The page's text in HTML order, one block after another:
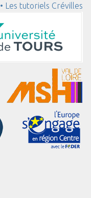
• Les tutoriels Crévilles